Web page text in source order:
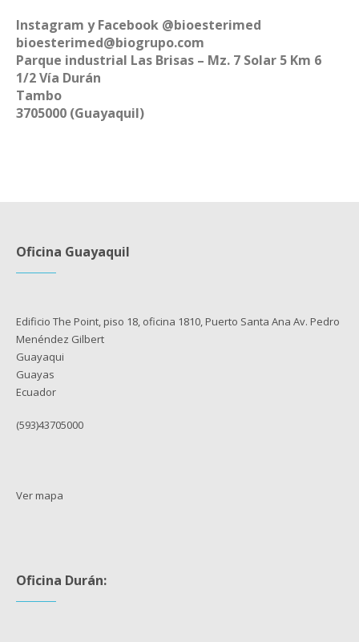
Instagram y Facebook @bioesterimed
bioesterimed@biogrupo.com
Parque industrial Las Brisas – Mz. 7 Solar 5 Km 6
1/2 Vía Durán
Tambo
3705000 (Guayaquil)
Oficina Guayaquil
Edificio The Point, piso 18, oficina 1810, Puerto Santa Ana Av. Pedro
Menéndez Gilbert
Guayaqui
Guayas
Ecuador
(593)43705000
Ver mapa
Oficina Durán: